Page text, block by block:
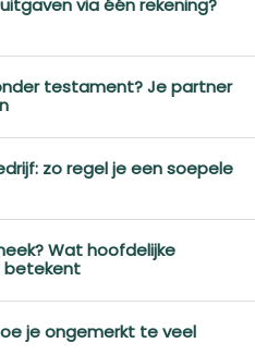
via één rekening?
testament? Je partner
zo regel je een soepele
Wat hoofdelijke
betekent
je ongemerkt te veel